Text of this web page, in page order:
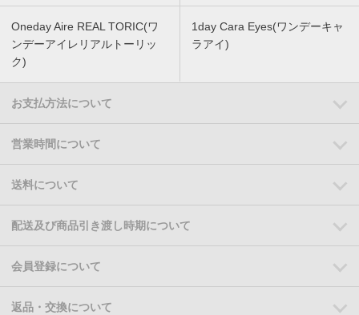
Oneday Aire REAL TORIC(ワ
ンデーアイレリアルトーリッ
ク)
1day Cara Eyes(ワンデーキャ
ラアイ)
お支払方法について
営業時間について
送料について
配送及び商品引き渡し時期について
会員登録について
返品・交換について